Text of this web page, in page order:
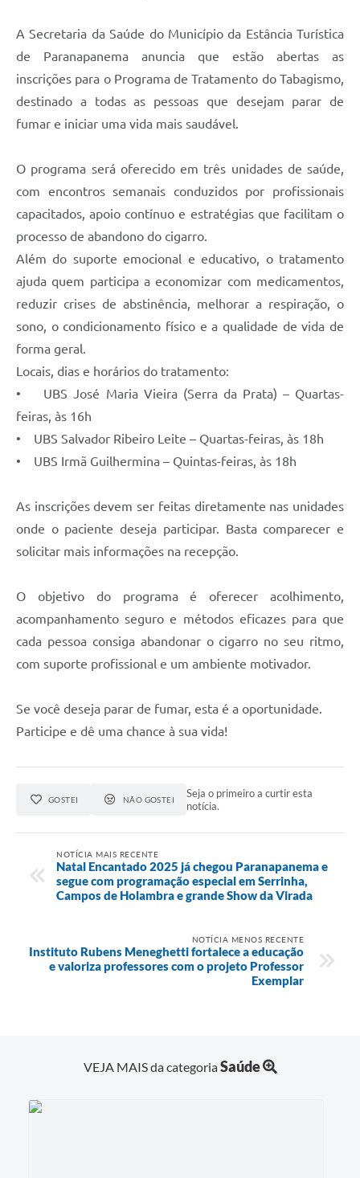
A Secretaria da Saúde do Município da Estância Turística
de Paranapanema anuncia que estão abertas as
inscrições para o Programa de Tratamento do Tabagismo,
destinado a todas as pessoas que desejam parar de
fumar e iniciar uma vida mais saudável.
O programa será oferecido em três unidades de saúde,
com encontros semanais conduzidos por profissionais
capacitados, apoio contínuo e estratégias que facilitam o
processo de abandono do cigarro.
Além do suporte emocional e educativo, o tratamento
ajuda quem participa a economizar com medicamentos,
reduzir crises de abstinência, melhorar a respiração, o
sono, o condicionamento físico e a qualidade de vida de
forma geral.
Locais, dias e horários do tratamento:
• UBS José Maria Vieira (Serra da Prata) – Quartas-
feiras, às 16h
• UBS Salvador Ribeiro Leite – Quartas-feiras, às 18h
• UBS Irmã Guilhermina – Quintas-feiras, às 18h
As inscrições devem ser feitas diretamente nas unidades
onde o paciente deseja participar. Basta comparecer e
solicitar mais informações na recepção.
O objetivo do programa é oferecer acolhimento,
acompanhamento seguro e métodos eficazes para que
cada pessoa consiga abandonar o cigarro no seu ritmo,
com suporte profissional e um ambiente motivador.
Se você deseja parar de fumar, esta é a oportunidade.
Participe e dê uma chance à sua vida!
GOSTEI NÃO GOSTEI
Seja o primeiro a curtir esta
notícia.
NOTÍCIA MAIS RECENTE
Natal Encantado 2025 já chegou Paranapanema e
segue com programação especial em Serrinha,
Campos de Holambra e grande Show da Virada
NOTÍCIA MENOS RECENTE
Instituto Rubens Meneghetti fortalece a educação
e valoriza professores com o projeto Professor
Exemplar
VEJA MAIS da categoriaSaúde